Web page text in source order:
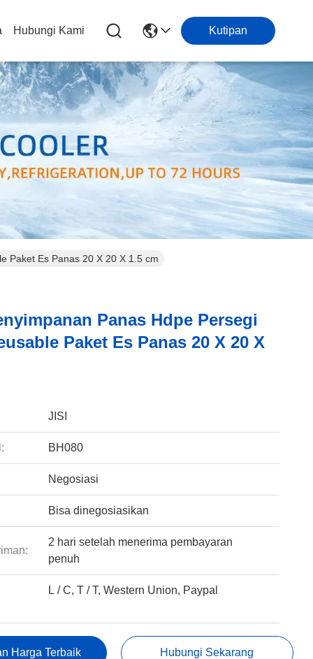
Hubungi Kami Kutipan
Paket Es Panas 20 X 20 X 1.5 cm
Panas Hdpe Persegi
Paket Es Panas 20 X 20 X
JISI
BH080
Negosiasi
Bisa dinegosiasikan
2 hari setelah menerima pembayaran
penuh
L / C, T / T, Western Union, Paypal
Harga Terbaik Hubungi Sekarang